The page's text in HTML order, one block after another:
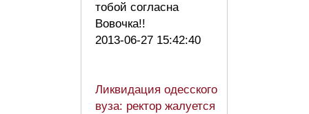
тобой согласна
Вовочка!!
2013-06-27 15:42:40
Ликвидация одесского
вуза: ректор жалуется